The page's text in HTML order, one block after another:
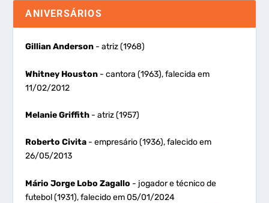
ANIVERSÁRIOS
Gillian Anderson - atriz (1968)
Whitney Houston - cantora (1963), falecida em
11/02/2012
Melanie Griffith - atriz (1957)
Roberto Civita - empresário (1936), falecido em
26/05/2013
Mário Jorge Lobo Zagallo - jogador e técnico de
futebol (1931), falecido em 05/01/2024